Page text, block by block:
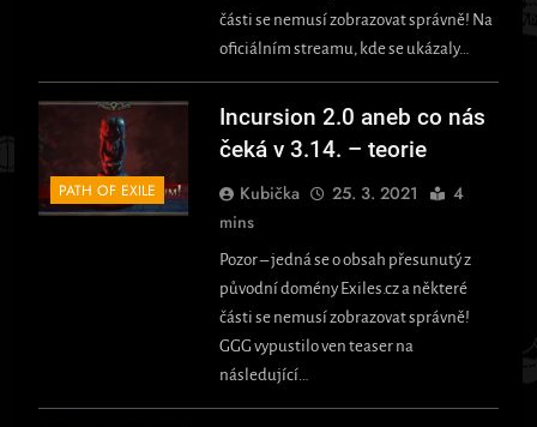
části se nemusí zobrazovat správně! Na
oficiálním streamu, kde se ukázaly…
PATH OF EXILE
Incursion 2.0 aneb co nás
čeká v 3.14. – teorie
Kubička 25. 3. 2021
4
mins
Pozor – jedná se o obsah přesunutý z
původní domény Exiles.cz a některé
části se nemusí zobrazovat správně!
GGG vypustilo ven teaser na
následující…